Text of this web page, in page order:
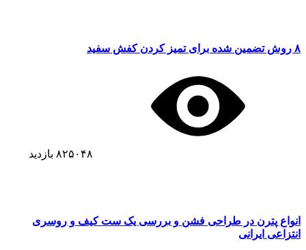
۸ روش تضمین شده برای تمیز کردن کفش سفید
۸۲۵۰۴۸ بازدید
انواع پترن در طراحی فشن و بررسی یک ست کیف و روسری
انتزاعی ایرانی